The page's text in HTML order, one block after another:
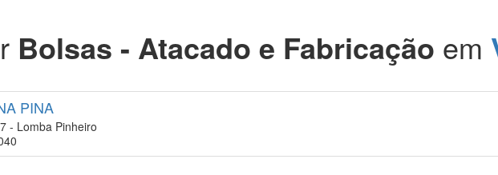
Bolsas - Atacado e Fabricação em
PINA
- Lomba Pinheiro